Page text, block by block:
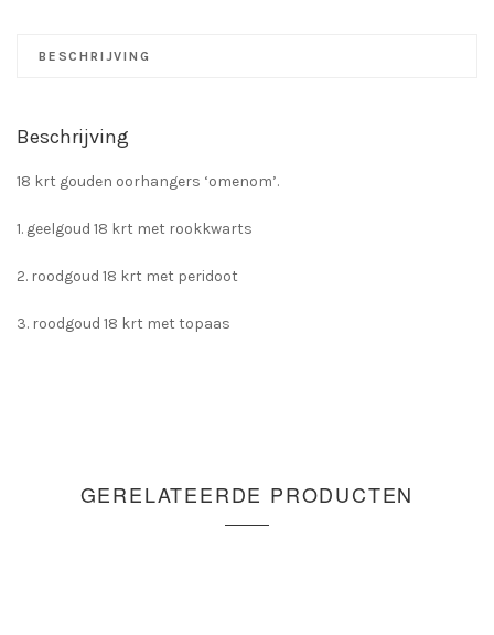
BESCHRIJVING
Beschrijving
18 krt gouden oorhangers ‘omenom’.
1. geelgoud 18 krt met rookkwarts
2. roodgoud 18 krt met peridoot
3. roodgoud 18 krt met topaas
GERELATEERDE PRODUCTEN